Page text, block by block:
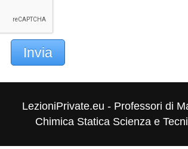
Invia
LezioniPrivate.eu - Professori di
Chimica Statica Scienza e